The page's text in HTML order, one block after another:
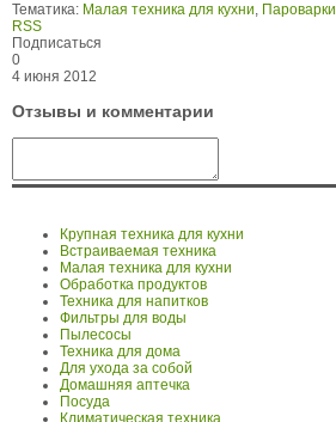
Тематика: Малая техника для кухни, Пароварки
RSS
Подписаться
0
4 июня 2012
Отзывы и комментарии
Крупная техника для кухни
Встраиваемая техника
Малая техника для кухни
Обработка продуктов
Техника для напитков
Фильтры для воды
Пылесосы
Техника для дома
Для ухода за собой
Домашняя аптечка
Посуда
Климатическая техника